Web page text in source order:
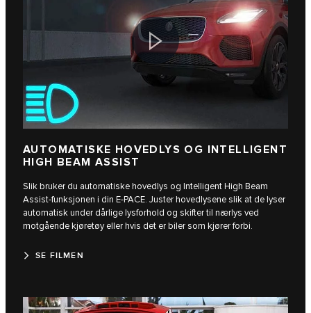
AUTOMATISKE HOVEDLYS OG INTELLIGENT
HIGH BEAM ASSIST
Slik bruker du automatiske hovedlys og Intelligent High Beam
Assist-funksjonen i din E‑PACE. Juster hovedlysene slik at de lyser
automatisk under dårlige lysforhold og skifter til nærlys ved
motgående kjøretøy eller hvis det er biler som kjører forbi.
SE FILMEN